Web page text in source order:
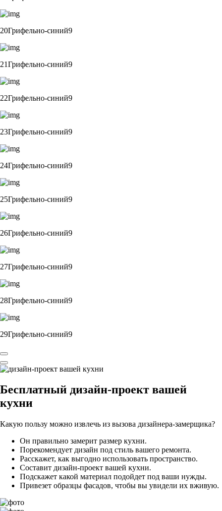
20Грифельно-синий9
21Грифельно-синий9
22Грифельно-синий9
23Грифельно-синий9
24Грифельно-синий9
25Грифельно-синий9
26Грифельно-синий9
27Грифельно-синий9
28Грифельно-синий9
29Грифельно-синий9
Бесплатный дизайн-проект вашей
кухни
Какую пользу можно извлечь из вызова дизайнера-замерщика?
Он правильно замерит размер кухни.
Порекомендует дизайн под стиль вашего ремонта.
Расскажет, как выгодно использовать пространство.
Составит дизайн-проект вашей кухни.
Подскажет какой материал подойдет под ваши нужды.
Привезет образцы фасадов, чтобы вы увидели их вживую.